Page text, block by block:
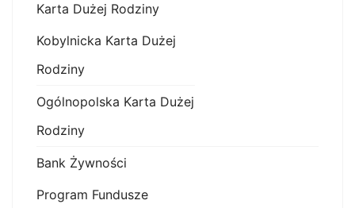
Karta Dużej Rodziny
Kobylnicka Karta Dużej
Rodziny
Ogólnopolska Karta Dużej
Rodziny
Bank Żywności
Program Fundusze